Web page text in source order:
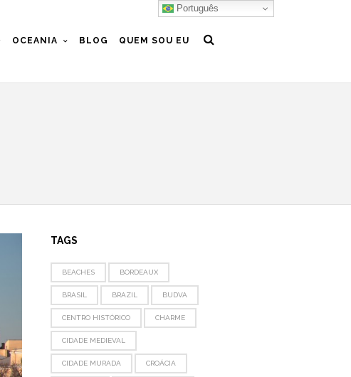
OCEANIA BLOG QUEM SOU EU
TAGS
BEACHES BORDEAUX
BRASIL BRAZIL BUDVA
CENTRO HISTÓRICO CHARME
CIDADE MEDIEVAL
CIDADE MURADA CROÁCIA
Português